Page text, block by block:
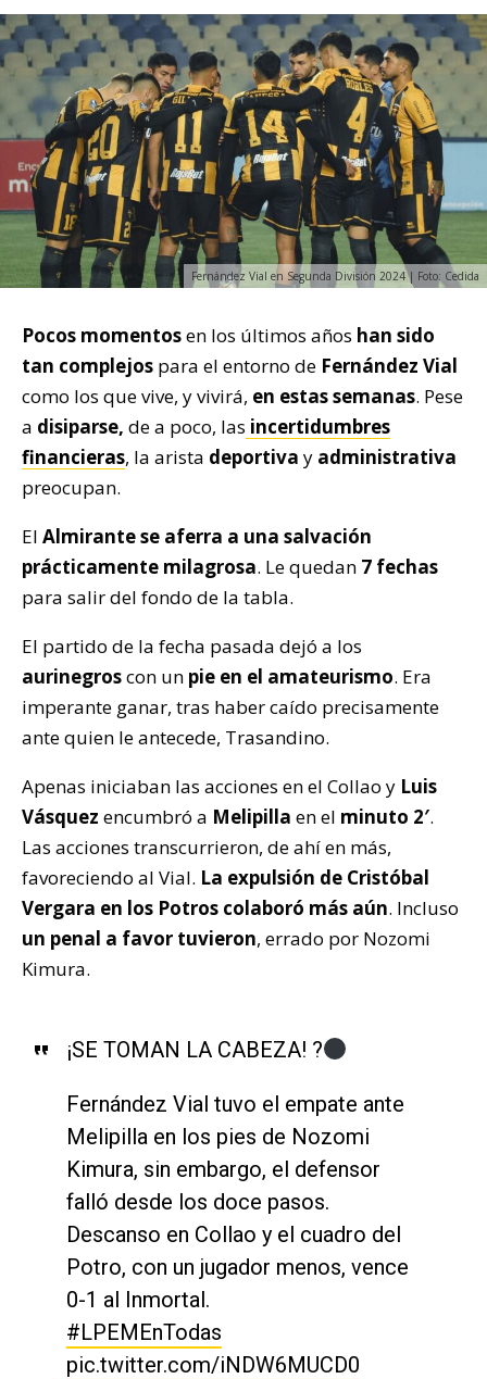
Fernández Vial en Segunda División 2024 | Foto: Cedida
Pocos momentosen los últimos años han sido
tan complejos para el entorno de Fernández Vial
como los que vive, y vivirá, en estas semanas. Pese
a disiparse, de a poco, las incertidumbres
financieras, la arista deportiva y administrativa
preocupan.
El Almirantese aferra a una salvación
prácticamente milagrosa. Le quedan 7 fechas
para salir del fondo de la tabla.
El partido de la fecha pasada dejó a los
aurinegroscon un pie en el amateurismo. Era
imperante ganar, tras haber caído precisamente
ante quien le antecede, Trasandino.
Apenas iniciaban las acciones en el Collao y Luis
Vásquez encumbró a Melipilla en el minuto 2′.
Las acciones transcurrieron, de ahí en más,
favoreciendo al Vial. La expulsión de Cristóbal
Vergara en los Potros colaboró más aún. Incluso
un penal a favor tuvieron, errado por Nozomi
Kimura.
¡SE TOMAN LA CABEZA! ?
Fernández Vial tuvo el empate ante
Melipilla en los pies de Nozomi
Kimura, sin embargo, el defensor
falló desde los doce pasos.
Descanso en Collao y el cuadro del
Potro, con un jugador menos, vence
0-1 al Inmortal.
#LPEMEnTodas
pic.twitter.com/iNDW6MUCD0